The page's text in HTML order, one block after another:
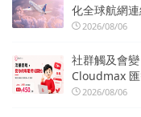
化全球航網
2026/08/06
社群觸及會
Cloudmax
2026/08/06